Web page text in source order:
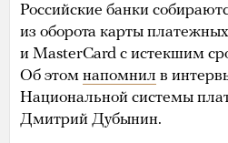
Российские банки
из оборота карты
и MasterCard с истекшим
Об этом напомнил в
Национальной системы
Дмитрий Дубынин.